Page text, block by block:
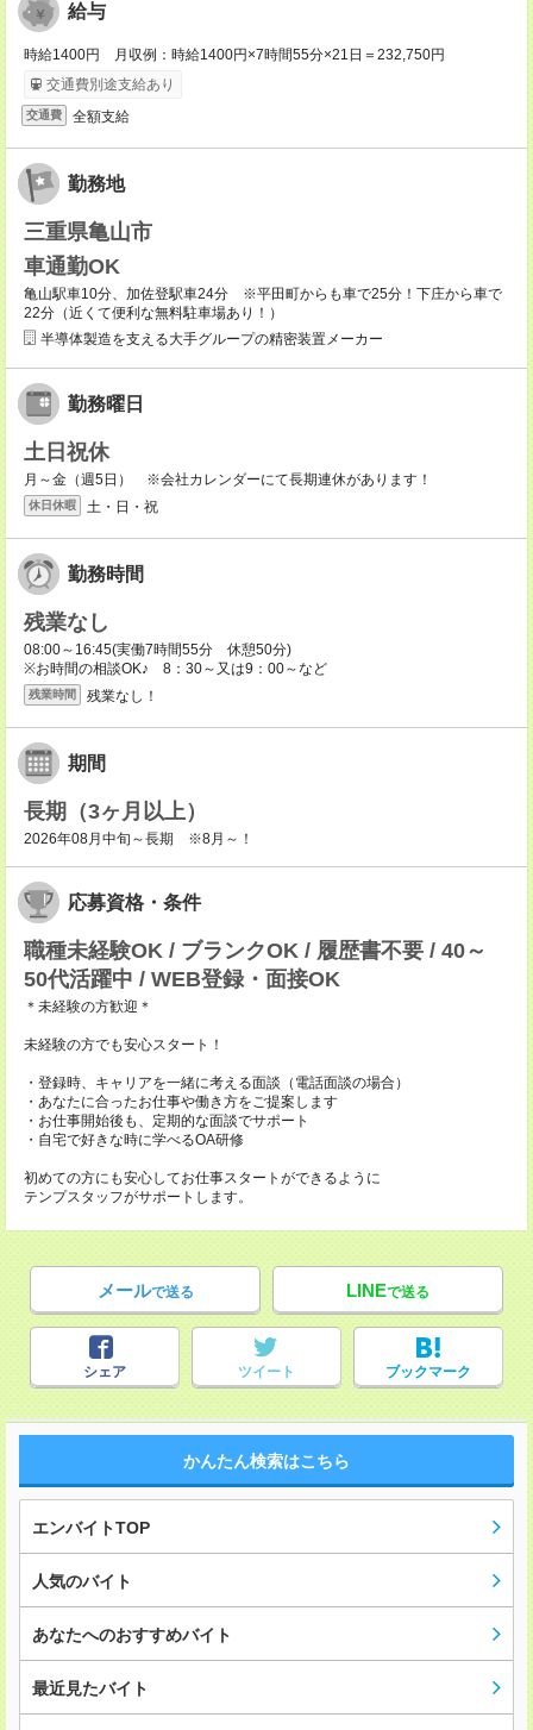
給与
時給1400円 月収例：時給1400円×7時間55分×21日＝232,750円
交通費別途支給あり
交通費 全額支給
勤務地
三重県亀山市
車通勤OK
亀山駅車10分、加佐登駅車24分 ※平田町からも車で25分！下庄から車で
22分（近くて便利な無料駐車場あり！）
半導体製造を支える大手グループの精密装置メーカー
勤務曜日
土日祝休
月～金（週5日） ※会社カレンダーにて長期連休があります！
休日休暇 土・日・祝
勤務時間
残業なし
08:00～16:45(実働7時間55分 休憩50分)
※お時間の相談OK♪ 8：30～又は9：00～など
残業時間 残業なし！
期間
長期（3ヶ月以上）
2026年08月中旬～長期 ※8月～！
応募資格・条件
職種未経験OK / ブランクOK / 履歴書不要 / 40～
50代活躍中 / WEB登録・面接OK
＊未経験の方歓迎＊
未経験の方でも安心スタート！
・登録時、キャリアを一緒に考える面談（電話面談の場合）
・あなたに合ったお仕事や働き方をご提案します
・お仕事開始後も、定期的な面談でサポート
・自宅で好きな時に学べるOA研修
初めての方にも安心してお仕事スタートができるように
テンプスタッフがサポートします。
メールで送る LINEで送る
シェア ツイート ブックマーク
かんたん検索はこちら
エンバイトTOP
人気のバイト
あなたへのおすすめバイト
最近見たバイト